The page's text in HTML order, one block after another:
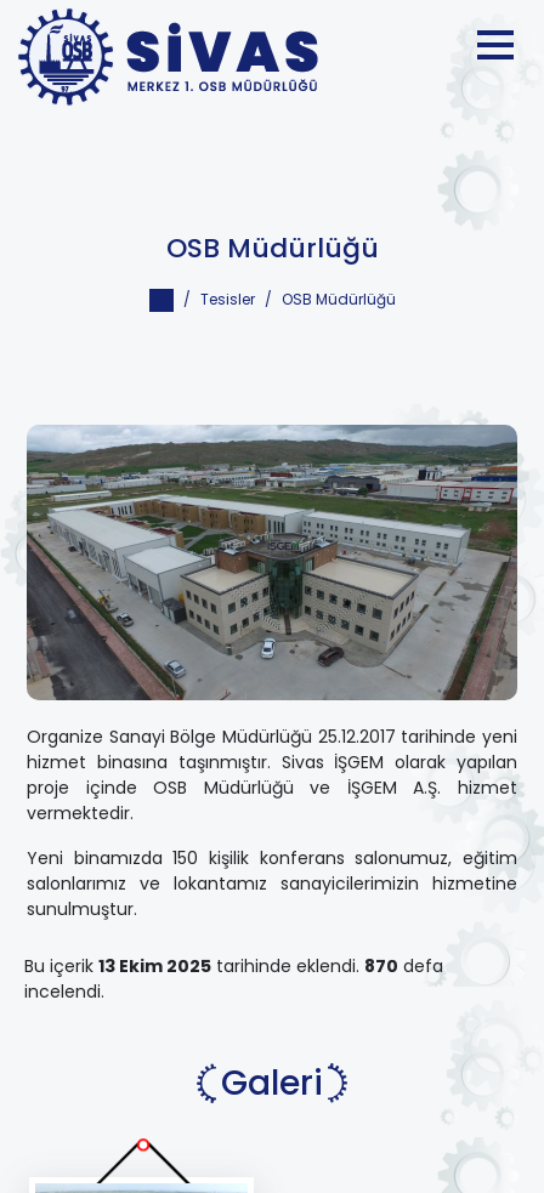
OSB Müdürlüğü
Tesisler OSB Müdürlüğü
Organize Sanayi Bölge Müdürlüğü 25.12.2017 tarihinde yeni
hizmet binasına taşınmıştır. Sivas İŞGEM olarak yapılan
proje içinde OSB Müdürlüğü ve İŞGEM A.Ş. hizmet
vermektedir.
Yeni binamızda 150 kişilik konferans salonumuz, eğitim
salonlarımız ve lokantamız sanayicilerimizin hizmetine
sunulmuştur.
Bu içerik 13 Ekim 2025 tarihinde eklendi. 870 defa
incelendi.
Galeri